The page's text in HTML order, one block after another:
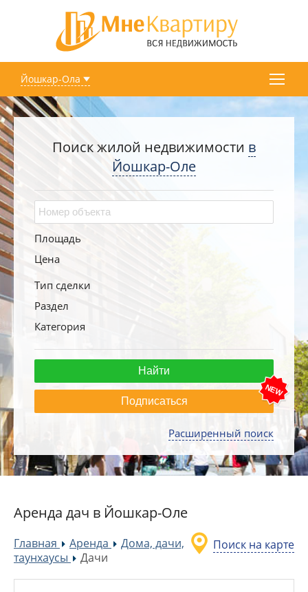
Йошкар-Ола
Поиск жилой недвижимости в
Йошкар-Оле
Площадь
Цена
Тип сделки
Раздел
Категория
Подписаться
Расширенный поиск
Аренда дач в Йошкар-Оле
Поиск на карте
Главная »
Аренда »
Дома, дачи,
таунхаусы
»
Дачи